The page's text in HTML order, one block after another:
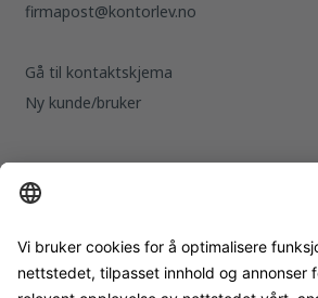
firmapost@kontorlev.no
Gå til kontaktskjema
Ny kunde/bruker
KONTORLEVERANDØREN
Org. nr. 979596200
2827 Hunndalen